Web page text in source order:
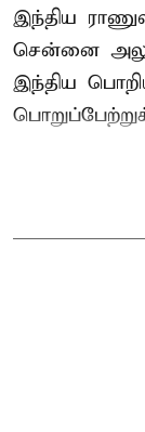
இந்திய
சென்னை
இந்திய